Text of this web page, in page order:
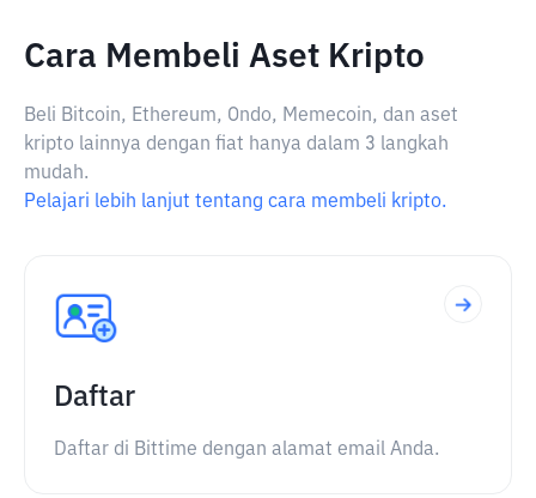
Cara Membeli Aset Kripto
Beli Bitcoin, Ethereum, Ondo, Memecoin, dan aset
kripto lainnya dengan fiat hanya dalam 3 langkah
mudah.
Pelajari lebih lanjut tentang cara membeli kripto.
Daftar
Daftar di Bittime dengan alamat email Anda.